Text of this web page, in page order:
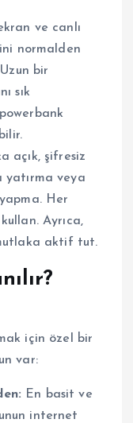
ve canlı
normalden
bir
sık
açık, şifresiz
yatırma veya
Her
Ayrıca,
aktif tut.
için özel bir
var:
En basit ve
internet